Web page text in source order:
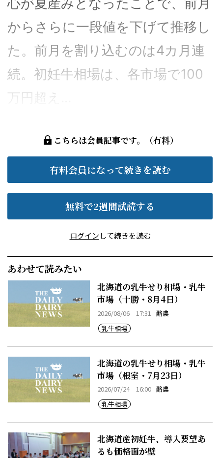
からさらに一段値を下げて推移し
た。前月を割り込むのは4カ月連
続。初妊牛相場は、各市場で100
万円超え...
こちらは会員記事です。（有料）
有料会員になって続きを読む
無料で2週間試読する
ログインして続きを読む
あわせて読みたい
北海道の乳牛せり相場・乳牛
市場（十勝・8月4日）
2026/08/06 17:31
酪農
乳牛相場
北海道の乳牛せり相場・乳牛
市場（根室・7月23日）
2026/07/24 16:00 酪農
乳牛相場
北海道産初妊牛、導入要望あ
るも価格面が壁